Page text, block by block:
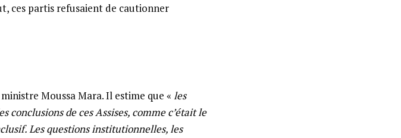
ces partis refusaient de cautionner
Moussa Mara. Il estime que « les
conclusions de ces Assises, comme c’était le
Les questions institutionnelles, les